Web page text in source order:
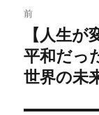
稿
ナ
ビ
前
の
投
【人生が
平和だっ
世界の未